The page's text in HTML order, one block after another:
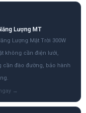
Lượng MT
Lượng Mặt Trời 300W
không cần điện lưới,
cần đào đường, bảo hành